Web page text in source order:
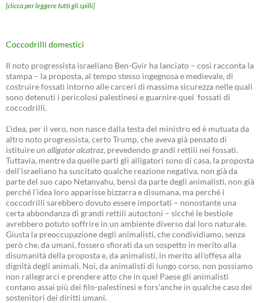
[clicca per leggere tutti gli spilli]
Coccodrilli domestici
Il noto progressista israeliano Ben-Gvir ha lanciato – così racconta la
stampa – la proposta, al tempo stesso ingegnosa e medievale, di
costruire fossati intorno alle carceri di massima sicurezza nelle quali
sono detenuti i pericolosi palestinesi e guarnire quei fossati di
coccodrilli.
L’idea, per il vero, non nasce dalla testa del ministro ed è mutuata da
altro noto progressista, certo Trump, che aveva già pensato di
istituire un alligator alcatraz, prevedendo grandi rettili nei fossati.
Tuttavia, mentre da quelle parti gli alligatori sono di casa, la proposta
dell’israeliano ha suscitato qualche reazione negativa, non già da
parte del suo capo Netanyahu, bensì da parte degli animalisti, non già
perché l’idea loro apparisse bizzarra e disumana, ma perché i
coccodrilli sarebbero dovuto essere importati – nonostante una
certa abbondanza di grandi rettili autoctoni – sicché le bestiole
avrebbero potuto soffrire in un ambiente diverso dal loro naturale.
Giusta la preoccupazione degli animalisti, che condividiamo, senza
però che, da umani, fossero sfiorati da un sospetto in merito alla
disumanità della proposta e, da animalisti, in merito all’offesa alla
dignità degli animali. Noi, da animalisti di lungo corso, non possiamo
non rallegrarci e prendere atto che in quel Paese gli animalisti
contano assai più dei filo-palestinesi e fors’anche in qualche caso dei
sostenitori dei diritti umani.